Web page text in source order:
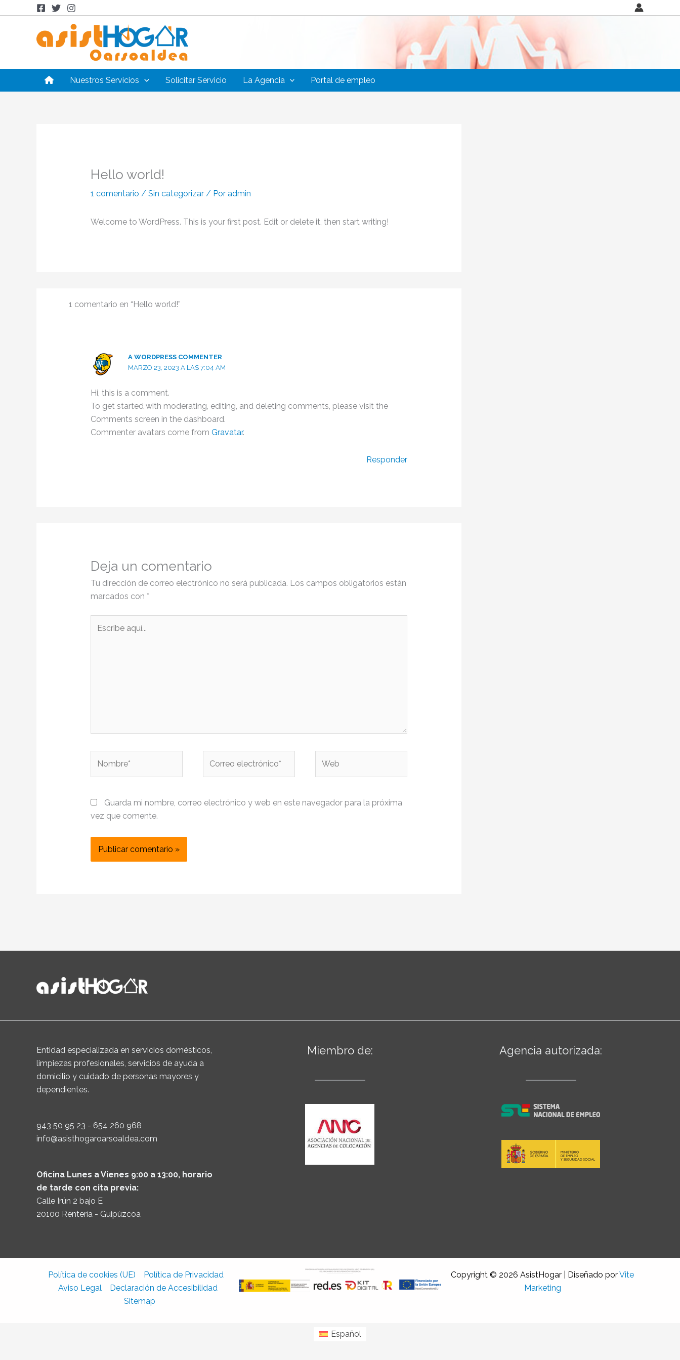
al
Nuestros Servicios Solicitar Servicio La Agencia Portal de empleo
Hello world!
1 comentario / Sin categorizar/ Por admin
Welcome to WordPress. This is your first post. Edit or delete it, then start writing!
1 comentario en “Hello world!”
A WORDPRESS COMMENTER
MARZO 23, 2023 A LAS 7:04 AM
Hi, this is a comment.
To get started with moderating, editing, and deleting comments, please visit the
Comments screen in the dashboard.
Commenter avatars come from Gravatar.
Responder
Deja un comentario
Tu dirección de correo electrónico no será publicada. Los campos obligatorios están
marcados con *
Guarda mi nombre, correo electrónico y web en este navegador para la próxima
vez que comente.
Entidad especializada en servicios domésticos,
limpiezas profesionales, servicios de ayuda a
domicilio y cuidado de personas mayores y
dependientes.
943 50 95 23 - 654 260 968
info@asisthogaroarsoaldea.com
Oficina Lunes a Vienes 9:00 a 13:00, horario
de tarde con cita previa:
Calle Irún 2 bajo E
20100 Rentería - Guipúzcoa
Miembro de: Agencia autorizada:
Política de cookies (UE)
Política de Privacidad
Aviso Legal
Declaración de Accesibilidad
Sitemap
Copyright © 2026 AsistHogar | Diseñado porVite
Marketing
Español